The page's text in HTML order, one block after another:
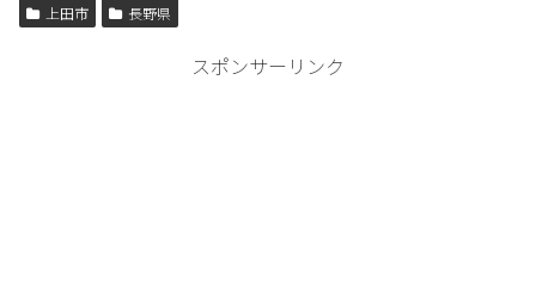
上田市 長野県
スポンサーリンク